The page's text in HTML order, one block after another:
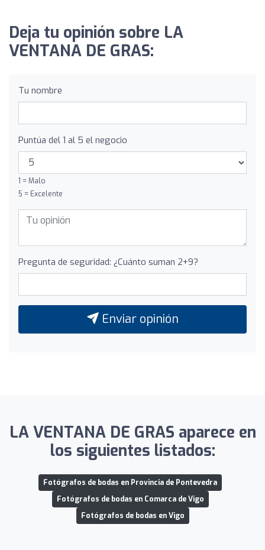
Deja tu opinión sobre LA
VENTANA DE GRAS:
Tu nombre
Puntúa del 1 al 5 el negocio
1 = Malo
5 = Excelente
Pregunta de seguridad: ¿Cuánto suman 2+9?
Enviar opinión
LA VENTANA DE GRAS aparece en
los siguientes listados:
Fotógrafos de bodas en Provincia de Pontevedra
Fotógrafos de bodas en Comarca de Vigo
Fotógrafos de bodas en Vigo